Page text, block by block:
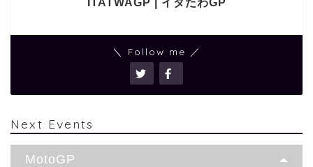
＼ Follow me ／
Next Events
MotoGP